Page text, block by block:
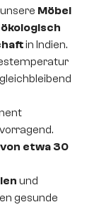
Möbel
in Indien.
etwa 30
und
gesunde